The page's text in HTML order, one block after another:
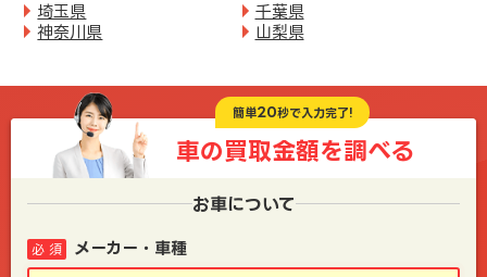
埼玉県
千葉県
神奈川県
山梨県
簡単20秒で入力完了!
車の買取金額を調べる
お車について
メーカー・車種
必 須